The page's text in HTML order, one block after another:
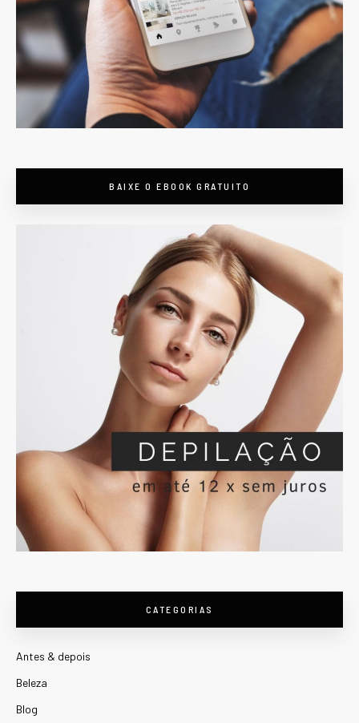
BAIXE O EBOOK GRATUITO
CATEGORIAS
Antes & depois
Beleza
Blog